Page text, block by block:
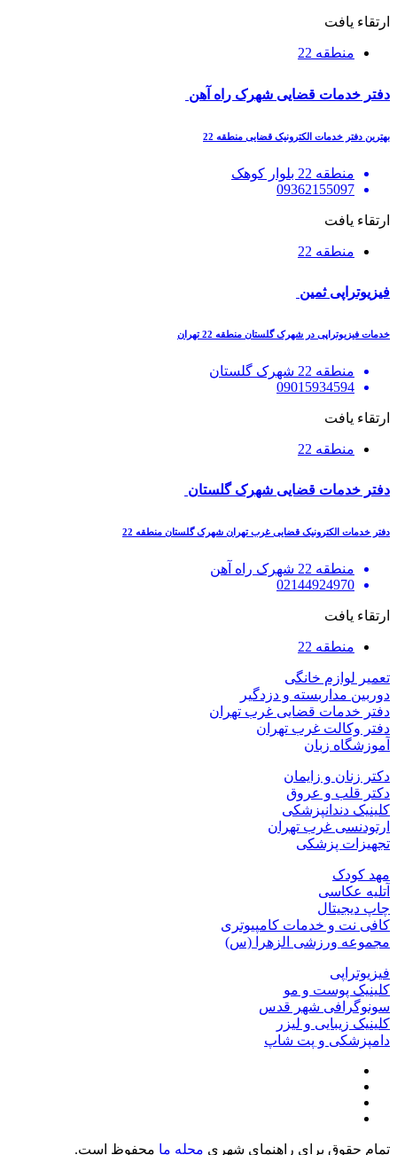
ارتقاء یافت
منطقه 22
دفتر خدمات قضایی شهرک راه آهن
بهترین دفتر خدمات الکترونیک قضایی منطقه 22
منطقه 22 بلوار کوهک
09362155097
ارتقاء یافت
منطقه 22
فیزیوتراپی ثمین
خدمات فیزیوتراپی در شهرک گلستان منطقه 22 تهران
منطقه 22 شهرک گلستان
09015934594
ارتقاء یافت
منطقه 22
دفتر خدمات قضایی شهرک گلستان
دفتر خدمات الکترونیک قضایی غرب تهران شهرک گلستان منطقه 22
منطقه 22 شهرک راه آهن
02144924970
ارتقاء یافت
منطقه 22
تعمیر لوازم خانگی
دوربین مداربسته و دزدگیر
دفتر خدمات قضایی غرب تهران
دفتر وکالت غرب تهران
آموزشگاه زبان
دکتر زنان و زایمان
دکتر قلب و عروق
کلینیک دندانپزشکی
ارتودنسی غرب تهران
تجهیزات پزشکی
مهد کودک
آتلیه عکاسی
چاپ دیجیتال
کافی نت و خدمات کامپیوتری
مجموعه ورزشی الزهرا (س)
فیزیوتراپی
کلینیک پوست و مو
سونوگرافی شهر قدس
کلینیک زیبایی و لیزر
دامپزشکی و پت شاپ
تمام حقوق برای راهنمای شهری محله ما محفوظ است.